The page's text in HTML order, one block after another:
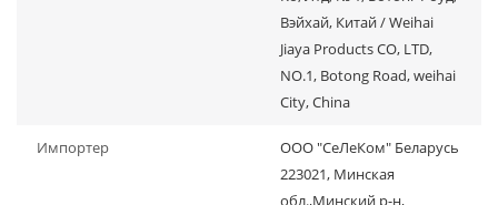
Вэйхай, Китай / Weihai
Jiaya Products CO, LTD,
NO.1, Botong Road, weihai
City, China
Импортер
ООО "СеЛеКом" Беларусь
223021, Минская
обл.,Минский р-н,